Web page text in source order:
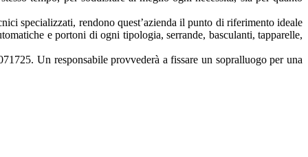
specializzati, rendono quest’azienda il punto di riferimento ideale
e portoni di ogni tipologia, serrande, basculanti, tapparelle,
Un responsabile provvederà a fissare un sopralluogo per una